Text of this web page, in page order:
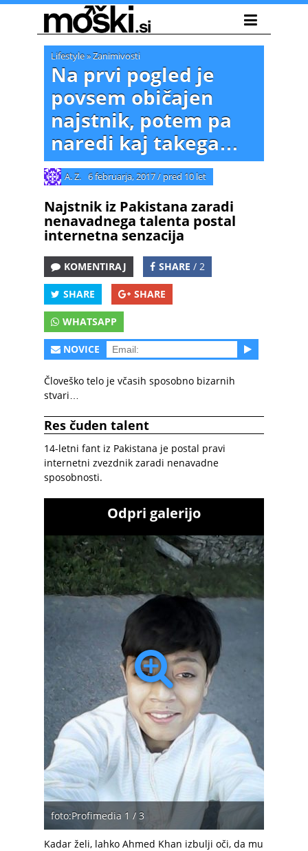
Lifestyle»Zanimivosti
Na prvi pogled je
povsem običajen
najstnik, potem pa
naredi kaj takega…
A. Z. 6 februarja, 2017/ pred 10 let
Najstnik iz Pakistana zaradi
nenavadnega talenta postal
internetna senzacija
KOMENTIRAJ SHARE / 2
SHARE SHARE
WHATSAPP
NOVICE
Človeško telo je včasih sposobno bizarnih
stvari…
Res čuden talent
14-letni fant iz Pakistana je postal pravi
internetni zvezdnik zaradi nenavadne
sposobnosti.
Odpri galerijo
foto:Profimedia 1 / 3
Kadar želi, lahko Ahmed Khan izbulji oči, da mu